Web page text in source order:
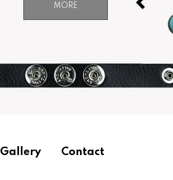
MORE
Gallery Contact